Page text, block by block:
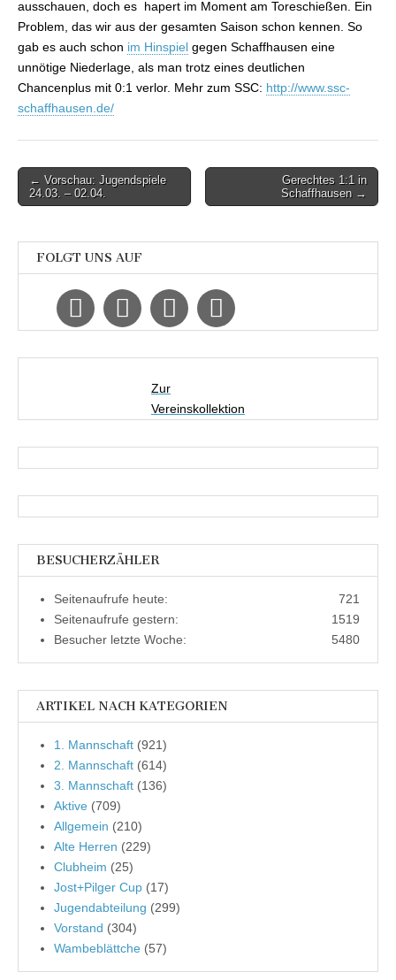
ausschauen, doch es hapert im Moment am Toreschießen. Ein
Problem, das wir aus der gesamten Saison schon kennen. So
gab es auch schon im Hinspiel gegen Schaffhausen eine
unnötige Niederlage, als man trotz eines deutlichen
Chancenplus mit 0:1 verlor. Mehr zum SSC: http://www.ssc-
schaffhausen.de/
Post
navigation
← Vorschau: Jugendspiele
24.03. – 02.04.
Gerechtes 1:1 in
Schaffhausen →
FOLGT UNS AUF
Zur
Vereinskollektion
BESUCHERZÄHLER
721
Seitenaufrufe heute:
1519
Seitenaufrufe gestern:
5480
Besucher letzte Woche:
ARTIKEL NACH KATEGORIEN
1. Mannschaft (921)
2. Mannschaft (614)
3. Mannschaft (136)
Aktive (709)
Allgemein (210)
Alte Herren (229)
Clubheim (25)
Jost+Pilger Cup (17)
Jugendabteilung (299)
Vorstand (304)
Wambeblättche (57)